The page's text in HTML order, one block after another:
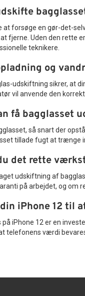
at forsøge en gør-det-
fjerne. Uden den rette
teknikere.
og
udskiftning sikrer, at
vil anvende den
få bagglasset
så snart der
tillade fugt at trænge
det rette
udskiftning af
på arbejdet, og om
iPhone 12 til
iPhone 12 er en
telefonens værdi